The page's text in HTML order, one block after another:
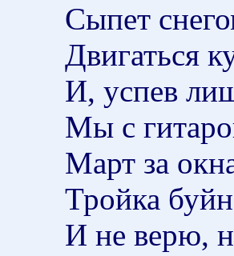
Сыпет
Двигаться
И, успев
Мы с
Март за
Тройка
И не верю,